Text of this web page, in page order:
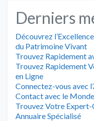
Derniers
Découvrez
du Patrimoine Vivant
Trouvez Rapidement
Trouvez Rapidement
en Ligne
Connectez-vous avec
Contact avec le Monde
Trouvez Votre
Annuaire Spécialisé